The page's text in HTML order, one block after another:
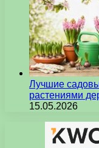
Лучшие
растениями
15.05.2026